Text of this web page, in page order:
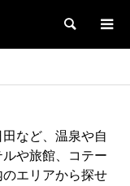
検索
など、温泉や自
や旅館、コテー
エリアから探せ